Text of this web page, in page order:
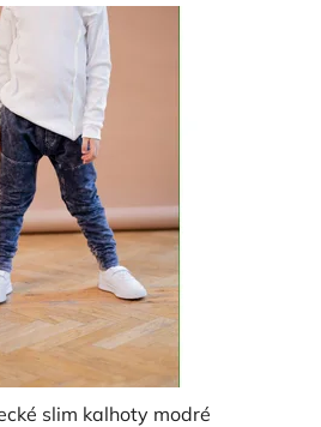
slim kalhoty modré